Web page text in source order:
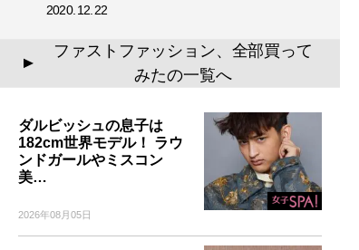
2020.12.22
▲
ファストファッション、全部買って
みたの一覧へ
ダルビッシュの息子は
182cm世界モデル！ ラウ
ンドガールやミスコン
美…
2026年08月05日